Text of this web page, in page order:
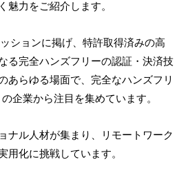
力をご紹介します。
ションに掲げ、特許取得済みの高
る完全ハンズフリーの認証・決済技
あらゆる場面で、完全なハンズフリ
企業から注目を集めています。
ナル人材が集まり、リモートワーク
用化に挑戦しています。